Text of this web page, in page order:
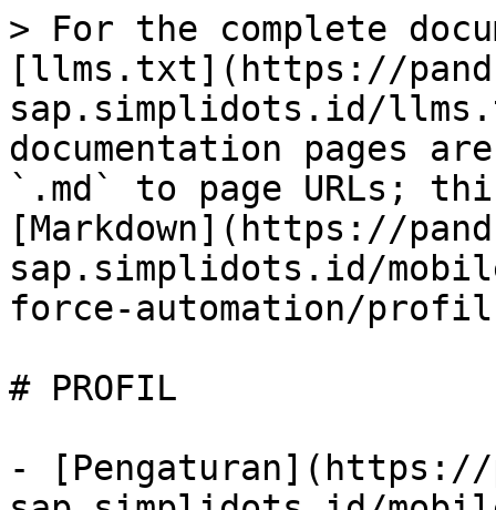
> For the complete
[llms.txt](https://
sap.simplidots.id/
documentation pages
`.md` to page URLs;
[Markdown](https://
sap.simplidots.id/
force-automation/
# PROFIL
- [Pengaturan](https://